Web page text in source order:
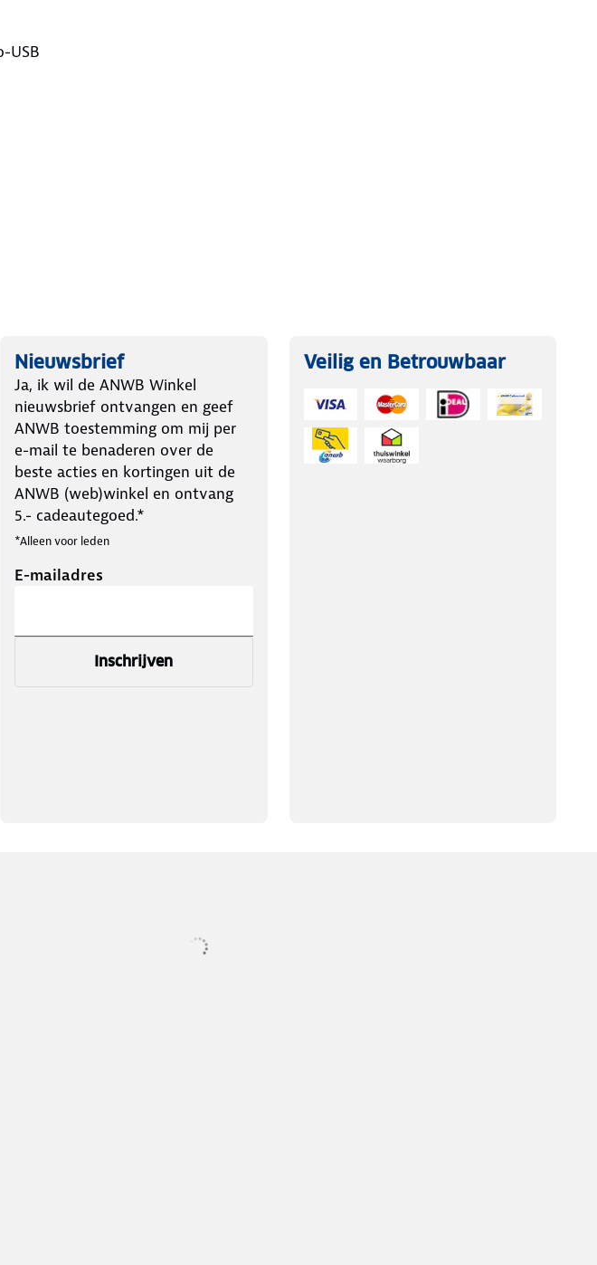
USB
Nieuwsbrief
Ja, ik wil de ANWB Winkel
nieuwsbrief ontvangen en geef
ANWB toestemming om mij per
e-mail te benaderen over de
beste acties en kortingen uit de
ANWB (web)winkel en ontvang
5.- cadeautegoed.*
*Alleen voor leden
E-mailadres
Inschrijven
Veilig en Betrouwbaar